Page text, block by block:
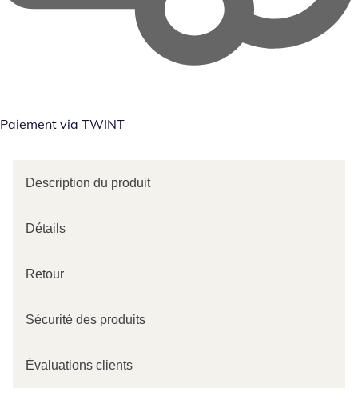
Paiement via TWINT
Description du produit
Détails
Retour
Sécurité des produits
Évaluations clients